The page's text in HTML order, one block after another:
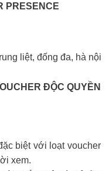
PRESENCE
liệt, đống đa, hà nội
ĐỘC QUYỀN
biệt với loạt voucher
xem.